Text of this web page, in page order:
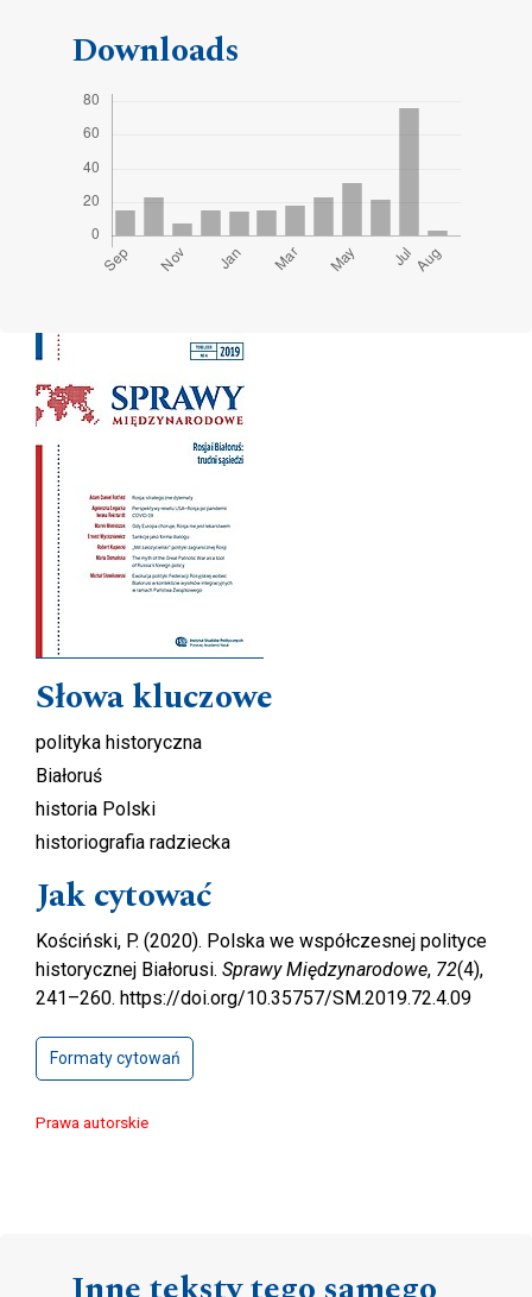
Downloads
Cover image
Słowa kluczowe
polityka historyczna
Białoruś
historia Polski
historiografia radziecka
Jak cytować
Kościński, P. (2020). Polska we współczesnej polityce
historycznej Białorusi. Sprawy Międzynarodowe, 72(4),
241–260. https://doi.org/10.35757/SM.2019.72.4.09
Formaty cytowań
Prawa autorskie